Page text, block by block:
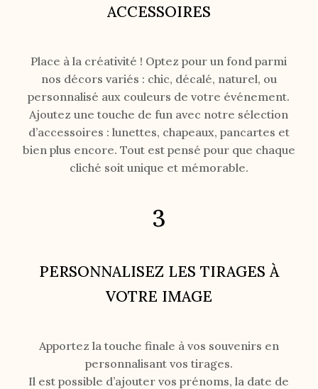
ACCESSOIRES
Place à la créativité ! Optez pour un fond parmi
nos décors variés : chic, décalé, naturel, ou
personnalisé aux couleurs de votre événement.
Ajoutez une touche de fun avec notre sélection
d’accessoires : lunettes, chapeaux, pancartes et
bien plus encore. Tout est pensé pour que chaque
cliché soit unique et mémorable.
3
PERSONNALISEZ LES TIRAGES À
VOTRE IMAGE
Apportez la touche finale à vos souvenirs en
personnalisant vos tirages.
Il est possible d’ajouter vos prénoms, la date de